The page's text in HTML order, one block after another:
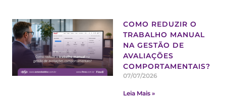
COMO REDUZIR O
TRABALHO MANUAL
NA GESTÃO DE
AVALIAÇÕES
COMPORTAMENTAIS?
07/07/2026
Leia Mais »